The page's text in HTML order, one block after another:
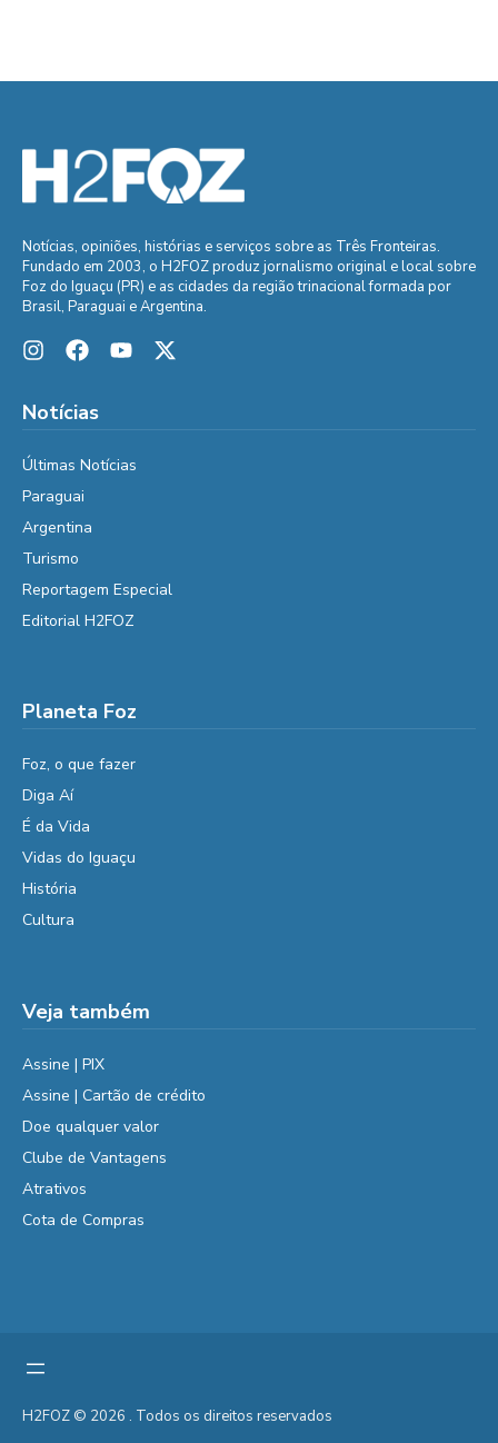
Notícias, opiniões, histórias e serviços sobre as Três Fronteiras.
Fundado em 2003, o H2FOZ produz jornalismo original e local sobre
Foz do Iguaçu (PR) e as cidades da região trinacional formada por
Brasil, Paraguai e Argentina.
Notícias
Últimas Notícias
Paraguai
Argentina
Turismo
Reportagem Especial
Editorial H2FOZ
Planeta Foz
Foz, o que fazer
Diga Aí
É da Vida
Vidas do Iguaçu
História
Cultura
Veja também
Assine | PIX
Assine | Cartão de crédito
Doe qualquer valor
Clube de Vantagens
Atrativos
Cota de Compras
H2FOZ © 2026 . Todos os direitos reservados